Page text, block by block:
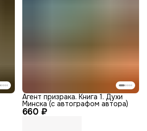
660 ₽
Агент призрака. Книга 1. Духи
Минска (с автографом автора)